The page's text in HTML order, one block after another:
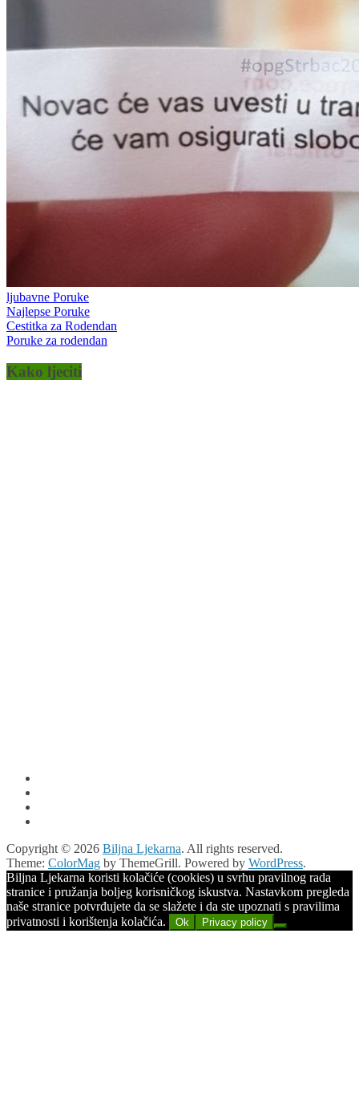
ljubavne Poruke
Najlepse Poruke
Cestitka za Rodendan
Poruke za rodendan
Kako ljeciti
Copyright © 2026 Biljna Ljekarna. All rights reserved.
Theme: ColorMag by ThemeGrill. Powered by WordPress.
Biljna Ljekarna koristi kolačiće (cookies) u svrhu pravilnog rada
stranice i pružanja boljeg korisničkog iskustva. Nastavkom pregleda
naše stranice potvrđujete da se slažete i da ste upoznati s pravilima
privatnosti i korištenja kolačića.
Ok Privacy policy